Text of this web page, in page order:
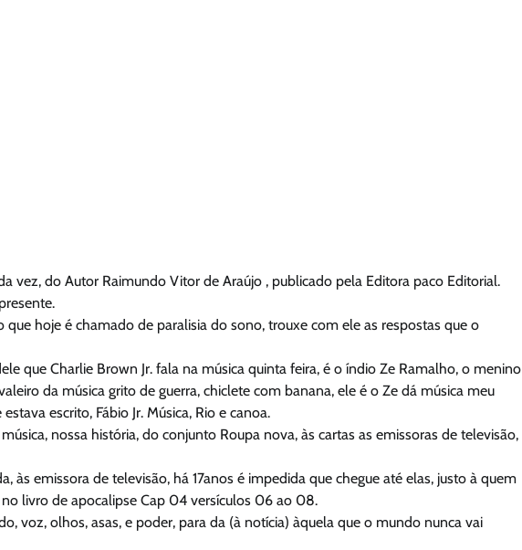
vez, do Autor Raimundo Vitor de Araújo , publicado pela Editora paco Editorial.
hoje é chamado de paralisia do sono, trouxe com ele as respostas que o
que Charlie Brown Jr. fala na música quinta feira, é o índio Ze Ramalho, o menino
da música grito de guerra, chiclete com banana, ele é o Ze dá música meu
escrito, Fábio Jr. Música, Rio e canoa.
nossa história, do conjunto Roupa nova, às cartas as emissoras de televisão,
às emissora de televisão, há 17anos é impedida que chegue até elas, justo à quem
livro de apocalipse Cap 04 versículos 06 ao 08.
voz, olhos, asas, e poder, para da (à notícia) àquela que o mundo nunca vai